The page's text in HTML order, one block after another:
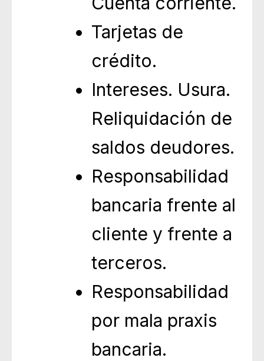
Tarjetas de
crédito.
Intereses. Usura.
Reliquidación de
saldos deudores.
Responsabilidad
bancaria frente al
cliente y frente a
terceros.
Responsabilidad
por mala praxis
bancaria.